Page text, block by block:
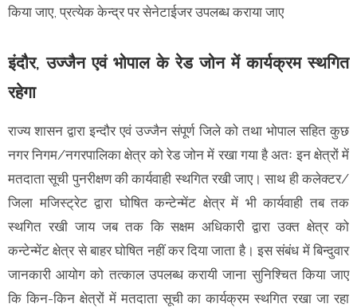
किया जाए, प्रत्येक केन्द्र पर सेनेटाईजर उपलब्ध कराया जाए
इंदौर, उज्जैन एवं भोपाल के रेड जोन में कार्यक्रम स्थगित
रहेगा
राज्य शासन द्वारा इन्दौर एवं उज्जैन संपूर्ण जिले को तथा भोपाल सहित कुछ
नगर निगम/नगरपालिका क्षेत्र को रेड जोन में रखा गया है अतः इन क्षेत्रों में
मतदाता सूची पुनरीक्षण की कार्यवाही स्थगित रखी जाए। साथ ही कलेक्टर/
जिला मजिस्ट्रेट द्वारा घोषित कन्टेन्मेंट क्षेत्र में भी कार्यवाही तब तक
स्थगित रखी जाय जब तक कि सक्षम अधिकारी द्वारा उक्त क्षेत्र को
कन्टेन्मेंट क्षेत्र से बाहर घोषित नहीं कर दिया जाता है। इस संबंध में बिन्दुवार
जानकारी आयोग को तत्काल उपलब्ध करायी जाना सुनिश्चित किया जाए
कि किन-किन क्षेत्रों में मतदाता सूची का कार्यक्रम स्थगित रखा जा रहा